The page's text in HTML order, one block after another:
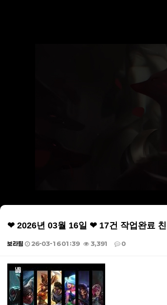
❤ 2026년 03월 16일 ❤ 17건 작업완료
보라팀 26-03-16 01:39 3,391 0
본문